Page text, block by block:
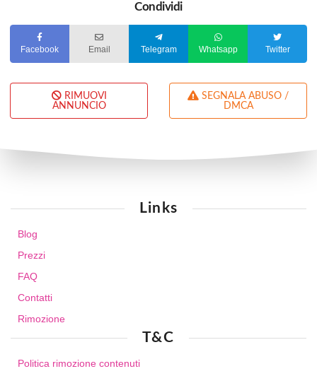
Condividi
Facebook Email Telegram Whatsapp Twitter
RIMUOVI
ANNUNCIO
DMCA
Links
Blog
Prezzi
FAQ
Contatti
Rimozione
T&C
Politica rimozione contenuti